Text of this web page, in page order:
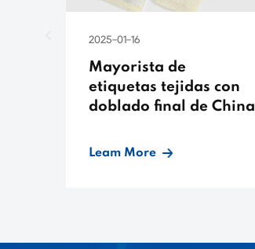
2025-01-16
Mayorista de
etiquetas tejidas con
doblado final de China
Leam More